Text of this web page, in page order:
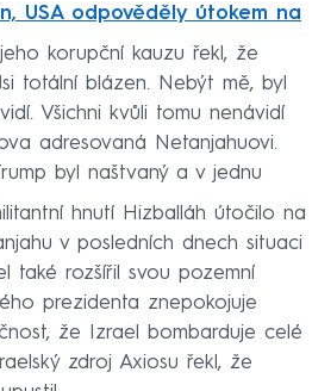
USA odpověděly útokem na
korupční kauzu řekl, že
totální blázen. Nebýt mě, byl
Všichni kvůli tomu nenávidí
adresovaná Netanjahuovi.
byl naštvaný a v jednu
hnutí Hizballáh útočilo na
v posledních dnech situaci
také rozšířil svou pozemní
prezidenta znepokojuje
že Izrael bombarduje celé
zdroj Axiosu řekl, že